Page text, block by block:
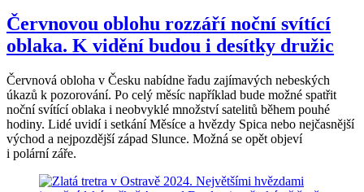
Červnovou oblohu rozzáří noční svítící
oblaka. K vidění budou i desítky družic
Červnová obloha v Česku nabídne řadu zajímavých nebeských
úkazů k pozorování. Po celý měsíc například bude možné spatřit
noční svítící oblaka i neobvyklé množství satelitů během pouhé
hodiny. Lidé uvidí i setkání Měsíce a hvězdy Spica nebo nejčasnější
východ a nejpozdější západ Slunce. Možná se opět objeví
i polární záře.